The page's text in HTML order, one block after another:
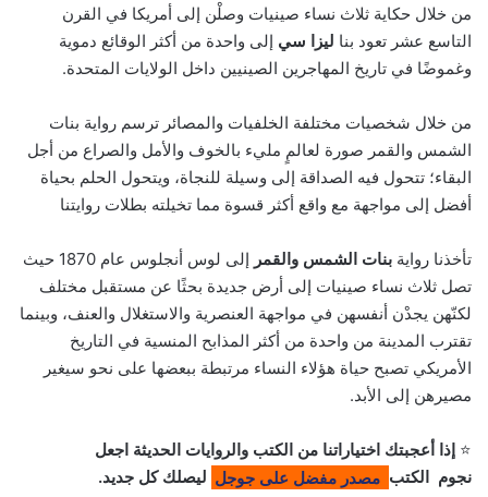
من خلال حكاية ثلاث نساء صينيات وصلْن إلى أمريكا في القرن
التاسع عشر تعود بنا ليزا سي إلى واحدة من أكثر الوقائع دموية
وغموضًا في تاريخ المهاجرين الصينيين داخل الولايات المتحدة.
من خلال شخصيات مختلفة الخلفيات والمصائر ترسم رواية بنات
الشمس والقمر صورة لعالمٍ مليء بالخوف والأمل والصراع من أجل
البقاء؛ تتحول فيه الصداقة إلى وسيلة للنجاة، ويتحول الحلم بحياة
أفضل إلى مواجهة مع واقع أكثر قسوة مما تخيلته بطلات روايتنا
تأخذنا رواية بنات الشمس والقمر
إلى لوس أنجلوس عام 1870 حيث
تصل ثلاث نساء صينيات إلى أرض جديدة بحثًا عن مستقبل مختلف
لكنّهن يجدْن أنفسهن في مواجهة العنصرية والاستغلال والعنف، وبينما
تقترب المدينة من واحدة من أكثر المذابح المنسية في التاريخ
الأمريكي تصبح حياة هؤلاء النساء مرتبطة ببعضها على نحو سيغير
مصيرهن إلى الأبد.
⭐ إذا أعجبتك اختياراتنا من الكتب والروايات الحديثة اجعل
نجوم الكتب مصدر مفضل على جوجل ليصلك كل جديد.